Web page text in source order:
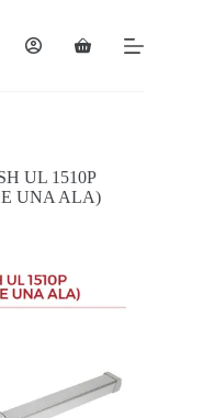
Carro
UL 1510P
UNA ALA)